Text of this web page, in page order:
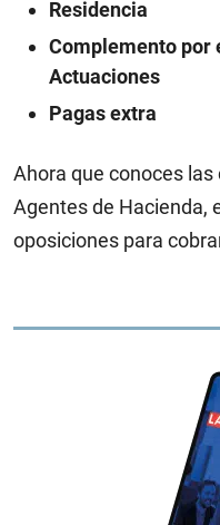
Residencia
Complemento por
Actuaciones
Pagas extra
Ahora que conoces
Agentes de Hacienda,
oposiciones para